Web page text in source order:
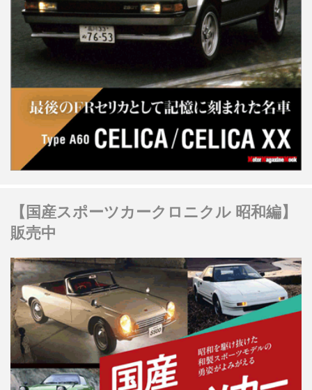
【国産スポーツカークロニクル 昭和編】
販売中